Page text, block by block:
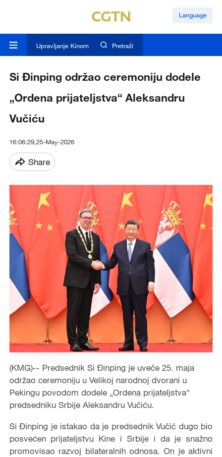
Language
Upravljanje Kinom Pretraži
Si Đinping održao ceremoniju dodele
„Ordena prijateljstva“ Aleksandru
Vučiću
16:06:29,25-May-2026
Share
(KMG)-- Predsednik Si Đinping je uveče 25. maja
održao ceremoniju u Velikoj narodnoj dvorani u
Pekingu povodom dodele „Ordena prijateljstva“
predsedniku Srbije Aleksandru Vučiću.
Si Đinping je istakao da je predsednik Vučić dugo bio
posvećen prijateljstvu Kine i Srbije i da je snažno
promovisao razvoj bilateralnih odnosa. On je aktivni